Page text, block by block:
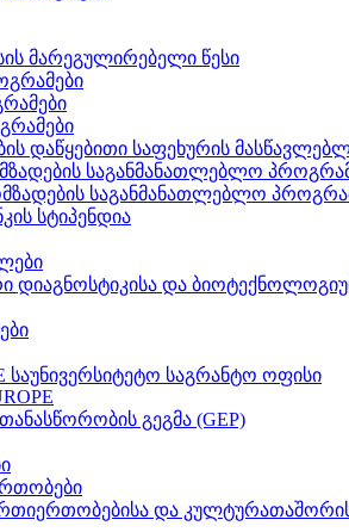
მარეგულირებელი წესი
დაწყებითი საფეხურის
საგანმანათლებლო
საგანმანათლებლო
სტიპენდია
და
საუნივერსიტეტო საგრანტო ოფისი
გეგმა (GEP)
და